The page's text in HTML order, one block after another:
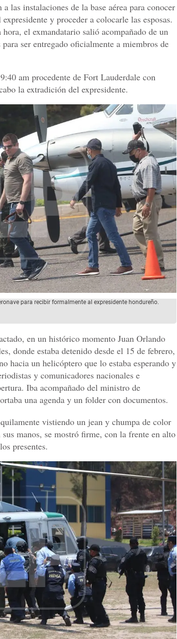
las instalaciones de la base aérea para conocer
y proceder a colocarle las esposas.
el exmandatario salió acompañado de un
ser entregado oficialmente a miembros de
am procedente de Fort Lauderdale con
la extradición del expresidente.
para recibir formalmente al expresidente hondureño.
en un histórico momento Juan Orlando
donde estaba detenido desde el 15 de febrero,
hacia un helicóptero que lo estaba esperando y
y comunicadores nacionales e
Iba acompañado del ministro de
una agenda y un folder con documentos.
vistiendo un jean y chumpa de color
manos, se mostró firme, con la frente en alto
presentes.